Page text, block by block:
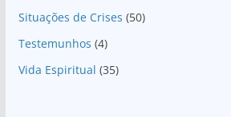
Situações de Crises (50)
Testemunhos (4)
Vida Espiritual (35)